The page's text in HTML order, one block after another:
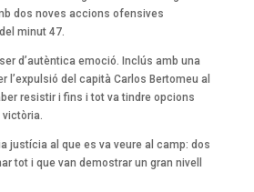
dos noves accions ofensives
minut 47.
d’autèntica emoció. Inclús amb una
l’expulsió del capità Carlos Bertomeu al
resistir i fins i tot va tindre opcions
victòria.
justícia al que es va veure al camp: dos
tot i que van demostrar un gran nivell